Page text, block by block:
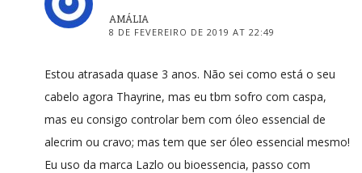
AMÁLIA
8 DE FEVEREIRO DE 2019 AT 22:49
Estou atrasada quase 3 anos. Não sei como está o seu
cabelo agora Thayrine, mas eu tbm sofro com caspa,
mas eu consigo controlar bem com óleo essencial de
alecrim ou cravo; mas tem que ser óleo essencial mesmo!
Eu uso da marca Lazlo ou bioessencia, passo com